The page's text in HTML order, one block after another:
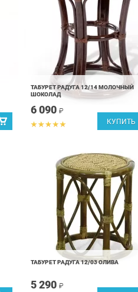
ТАБУРЕТ РАДУГА 12/14 МОЛОЧНЫЙ
ШОКОЛАД
6 090 ₽
ТАБУРЕТ РАДУГА 12/03 ОЛИВА
5 290 ₽